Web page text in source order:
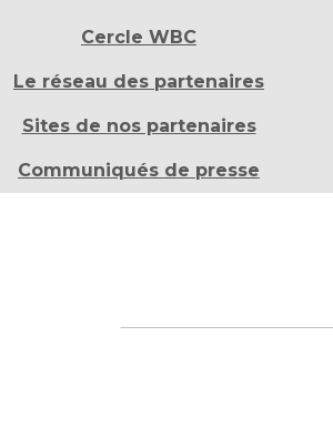
Cercle WBC
Le réseau des partenaires
Sites de nos partenaires
Communiqués de presse